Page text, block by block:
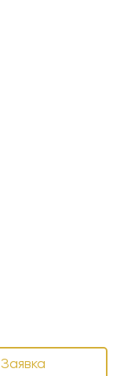
Заявка